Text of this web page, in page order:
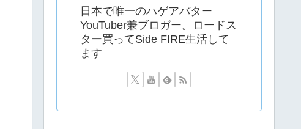
日本で唯一のハゲアバター
YouTuber兼ブロガー。ロードス
ター買ってSide FIRE生活して
ます